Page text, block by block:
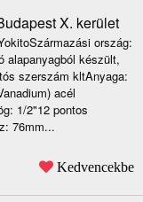
X. kerület
ország:
alapanyagból készült,
szerszám kltAnyaga:
acél
1/2"12 pontos
76mm...
Kedvencekbe